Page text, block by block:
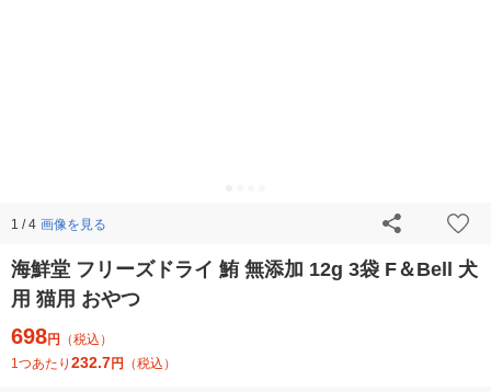
1 / 4 画像を見る
海鮮堂 フリーズドライ 鮪 無添加 12g 3袋 F＆Bell 犬
用 猫用 おやつ
698円
（税込）
1つあたり 232.7円 （税込）